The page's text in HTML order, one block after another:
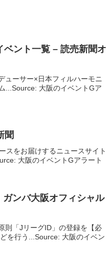
ベント一覧 – 読売新聞オ
ューサー×日本フィルハーモニ
...Source: 大阪のイベントGア
聞
スをお届けするニュースサイト
大阪のイベントGアラート
ガンバ大阪オフィシャル
則「JリーグID」の登録を【必
を行う...Source: 大阪のイベン